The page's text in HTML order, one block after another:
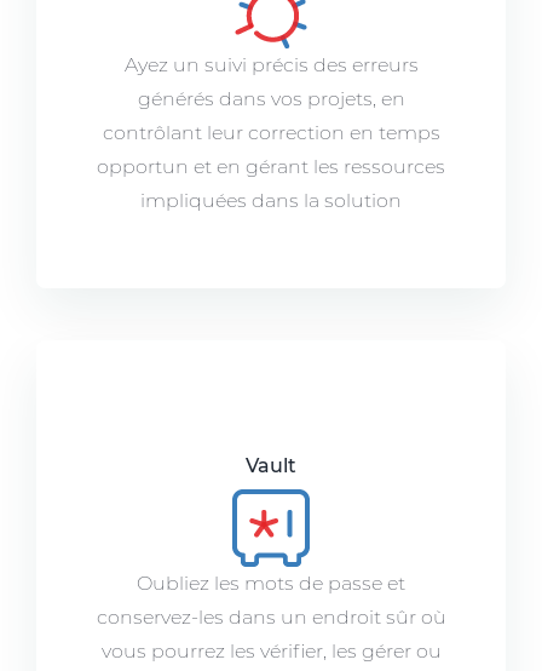
Ayez un suivi précis des erreurs
générés dans vos projets, en
contrôlant leur correction en temps
opportun et en gérant les ressources
impliquées dans la solution
Vault
Oubliez les mots de passe et
conservez-les dans un endroit sûr où
vous pourrez les vérifier, les gérer ou